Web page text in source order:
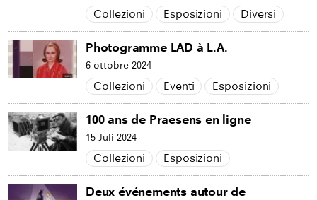
Collezioni Esposizioni Diversi
Photogramme LAD à L.A.
6 ottobre 2024
Collezioni Eventi Esposizioni
100 ans de Praesens en ligne
15 Juli 2024
Collezioni Esposizioni
Deux événements autour de